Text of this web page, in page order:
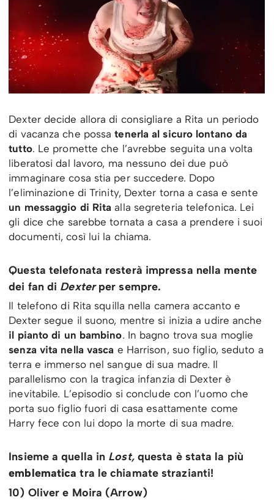
Dexter decide allora di consigliare a Rita un periodo
di vacanza che possatenerla al sicuro lontano da
tutto. Le promette che l’avrebbe seguita una volta
liberatosi dal lavoro, ma nessuno dei due può
immaginare cosa stia per succedere. Dopo
l’eliminazione di Trinity, Dexter torna a casa e sente
un messaggio di Rita alla segreteria telefonica. Lei
gli dice che sarebbe tornata a casa a prendere i suoi
documenti, così lui la chiama.
Questa telefonata resterà impressa nella mente
dei fan di Dexterper sempre.
Il telefono di Rita squilla nella camera accanto e
Dexter segue il suono, mentre si inizia a udire anche
il pianto di un bambino. In bagno trova sua moglie
senza vita nella vasca e Harrison, suo figlio, seduto a
terra e immerso nel sangue di sua madre. Il
parallelismo con la tragica infanzia di Dexter è
inevitabile. L’episodio si conclude con l’uomo che
porta suo figlio fuori di casa esattamente come
Harry fece con lui dopo la morte di sua madre.
Insieme a quella in Lost,questa è stata la più
emblematica tra le chiamate strazianti!
10) Oliver e Moira (Arrow)